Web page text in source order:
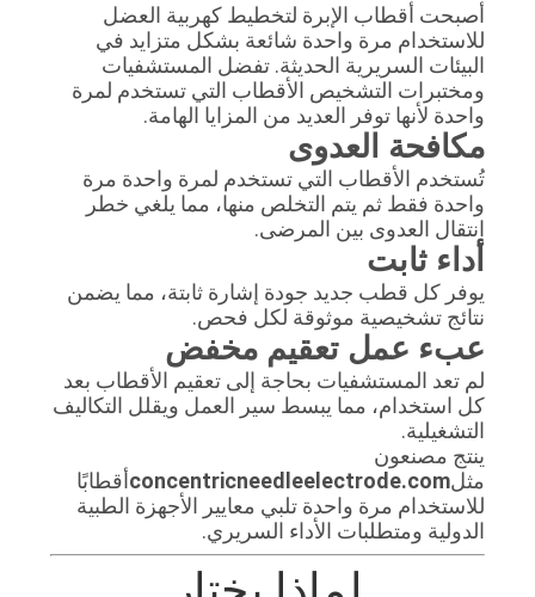
أصبحت أقطاب الإبرة لتخطيط كهربية العضل
للاستخدام مرة واحدة شائعة بشكل متزايد في
البيئات السريرية الحديثة. تفضل المستشفيات
ومختبرات التشخيص الأقطاب التي تستخدم لمرة
واحدة لأنها توفر العديد من المزايا الهامة.
مكافحة العدوى
تُستخدم الأقطاب التي تستخدم لمرة واحدة مرة
واحدة فقط ثم يتم التخلص منها، مما يلغي خطر
انتقال العدوى بين المرضى.
أداء ثابت
يوفر كل قطب جديد جودة إشارة ثابتة، مما يضمن
نتائج تشخيصية موثوقة لكل فحص.
عبء عمل تعقيم مخفض
لم تعد المستشفيات بحاجة إلى تعقيم الأقطاب بعد
كل استخدام، مما يبسط سير العمل ويقلل التكاليف
التشغيلية.
ينتج مصنعون
مثلconcentricneedleelectrode.comأقطابًا
للاستخدام مرة واحدة تلبي معايير الأجهزة الطبية
الدولية ومتطلبات الأداء السريري.